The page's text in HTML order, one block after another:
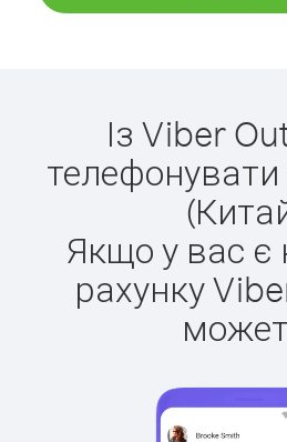
Із Viber
Якщо у вас є
рахунку